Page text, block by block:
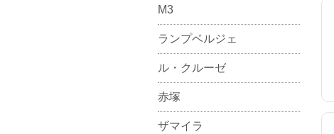
M3
ランプベルジェ
ル・クルーゼ
赤塚
ザマイラ